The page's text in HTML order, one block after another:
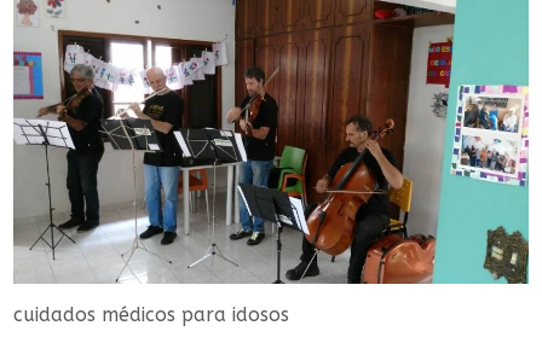
cuidados médicos para idosos